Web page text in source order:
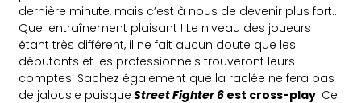
dernière minute, mais c’est à nous de devenir plus fort…
Quel entraînement plaisant ! Le niveau des joueurs
étant très différent, il ne fait aucun doute que les
débutants et les professionnels trouveront leurs
comptes. Sachez également que la raclée ne fera pas
de jalousie puisque Street Fighter 6 est cross-play. Ce